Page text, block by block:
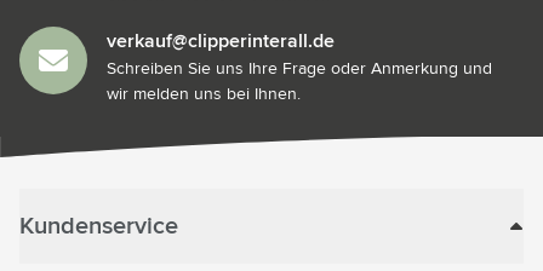
verkauf@clipperinterall.de
Schreiben Sie uns Ihre Frage oder Anmerkung und
wir melden uns bei Ihnen.
Kundenservice